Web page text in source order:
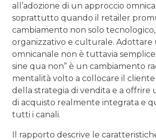
all’adozione di un approccio
soprattutto quando il retailer
cambiamento non solo
organizzativo e culturale. Adottare
omnicanale non è tuttavia
sine qua non” è un cambiamento
mentalità volto a collocare il
della strategia di vendita e a offrire
di acquisto realmente integrata e
tutti i canali.
Il rapporto descrive le